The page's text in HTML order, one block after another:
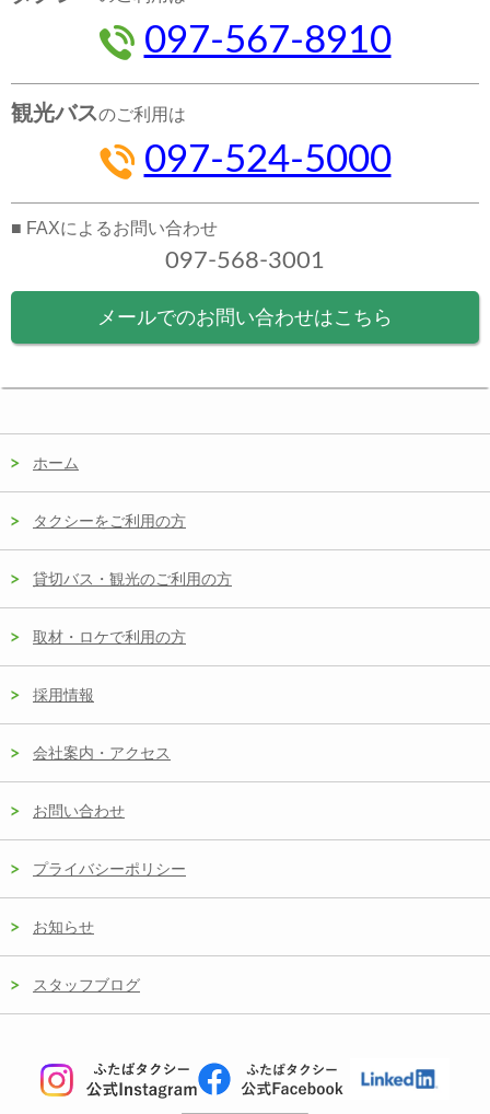
097-567-8910
観光バスのご利用は
097-524-5000
■ FAXによるお問い合わせ
097-568-3001
メールでのお問い合わせはこちら
ホーム
タクシーをご利用の方
貸切バス・観光のご利用の方
取材・ロケで利用の方
採用情報
会社案内・アクセス
お問い合わせ
プライバシーポリシー
お知らせ
スタッフブログ